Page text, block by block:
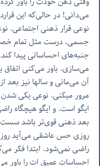
می‌دانی! در حالی‌که این
نوعی قرار ذهنی اجتماعی.
جسمی. درست مثل تمام
جنبه‌های احساساتی پیدا
می‌سازی. باور می‌کنی اتفاق
آن می‌مانی و سالها نیز بعد
مرور میکنی. نوعی یکی
ایگو است. و ایگو هیچگاه
بعد ذهنی قوی‌تر باشد
روزی حس عاشقی می‌آید
راضی نمی‌شود. ابتدا فکر
احساسات عمیق ات را باور